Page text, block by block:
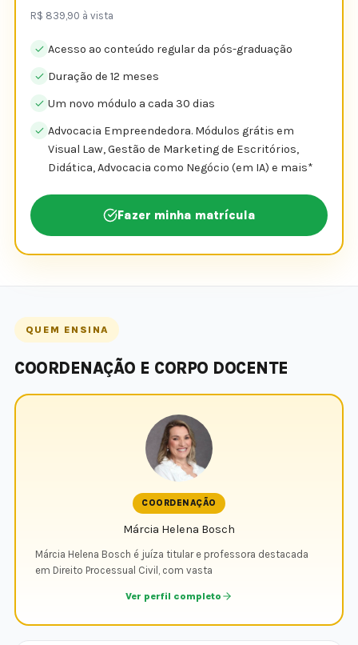
R$ 839,90 à vista
Acesso ao conteúdo regular da pós-graduação
Duração de 12 meses
Um novo módulo a cada 30 dias
Advocacia Empreendedora. Módulos grátis em
Visual Law, Gestão de Marketing de Escritórios,
Didática, Advocacia como Negócio (em IA) e mais*​
Fazer minha matrícula
QUEM ENSINA
COORDENAÇÃO E CORPO DOCENTE
COORDENAÇÃO
Márcia Helena Bosch
Márcia Helena Bosch é juíza titular e professora destacada
em Direito Processual Civil, com vasta
Ver perfil completo